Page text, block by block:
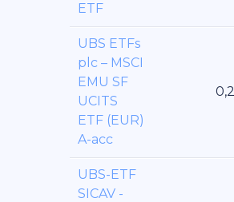
ETF
UBS ETFs
plc – MSCI
EMU SF
UCITS
ETF (EUR)
A-acc
UBS-ETF
SICAV -